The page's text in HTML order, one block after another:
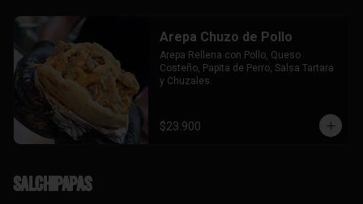
Arepa Chuzo de Pollo
Arepa Rellena con Pollo, Queso
Costeño, Papita de Perro, Salsa Tartara
y Chuzales.
$23.900
Salchipapas